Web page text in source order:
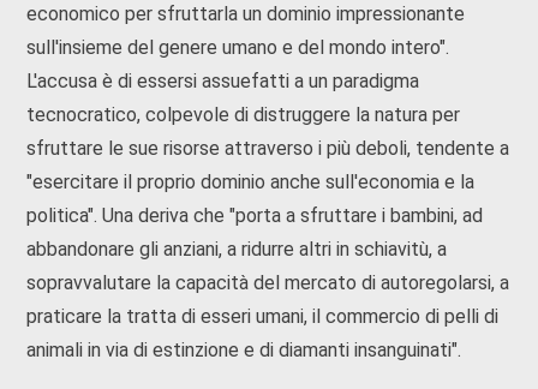
economico per sfruttarla un dominio impressionante
sull'insieme del genere umano e del mondo intero".
L'accusa è di essersi assuefatti a un paradigma
tecnocratico, colpevole di distruggere la natura per
sfruttare le sue risorse attraverso i più deboli, tendente a
"esercitare il proprio dominio anche sull'economia e la
politica". Una deriva che "porta a sfruttare i bambini, ad
abbandonare gli anziani, a ridurre altri in schiavitù, a
sopravvalutare la capacità del mercato di autoregolarsi, a
praticare la tratta di esseri umani, il commercio di pelli di
animali in via di estinzione e di diamanti insanguinati".